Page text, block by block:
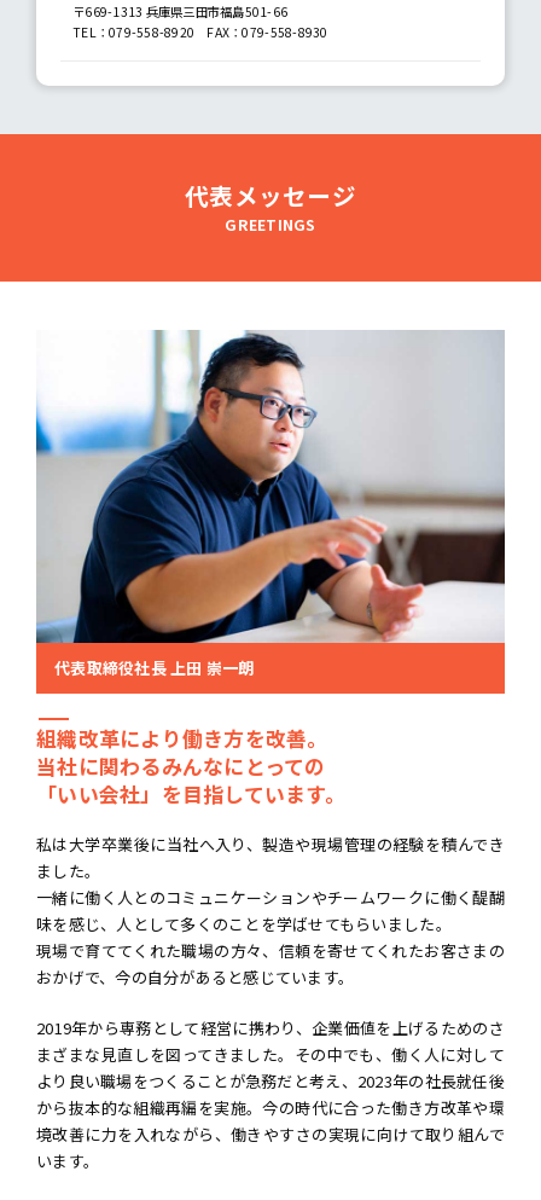
〒669-1313 兵庫県三田市福島501-66
TEL：079-558-8920 FAX：079-558-8930
代表メッセージ
GREETINGS
代表取締役社長 上田 崇一朗
組織改革により働き方を改善。
当社に関わるみんなにとっての
「いい会社」を目指しています。
私は大学卒業後に当社へ入り、製造や現場管理の経験を積んでき
ました。
一緒に働く人とのコミュニケーションやチームワークに働く醍醐
味を感じ、人として多くのことを学ばせてもらいました。
現場で育ててくれた職場の方々、信頼を寄せてくれたお客さまの
おかげで、今の自分があると感じています。
2019年から専務として経営に携わり、企業価値を上げるためのさ
まざまな見直しを図ってきました。その中でも、働く人に対して
より良い職場をつくることが急務だと考え、2023年の社長就任後
から抜本的な組織再編を実施。今の時代に合った働き方改革や環
境改善に力を入れながら、働きやすさの実現に向けて取り組んで
います。